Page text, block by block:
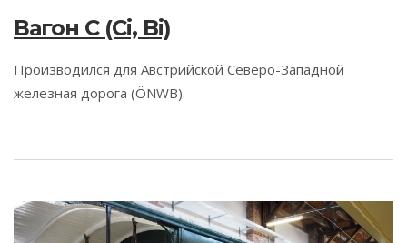
Вагон C (Ci, Bi)
Производился для Австрийской Северо-Западной
железная дорога (ÖNWB).